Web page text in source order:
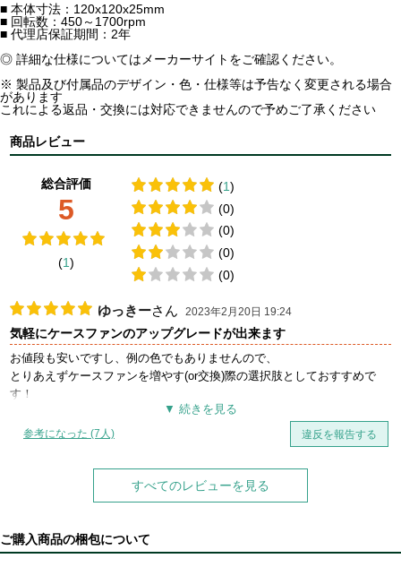
■ 本体寸法：120x120x25mm
■ 回転数：450～1700rpm
■ 代理店保証期間：2年
◎ 詳細な仕様についてはメーカーサイトをご確認ください。
※ 製品及び付属品のデザイン・色・仕様等は予告なく変更される場合
があります
これによる返品・交換には対応できませんので予めご了承ください
商品レビュー
総合評価
5
(1)
(1)
(0)
(0)
(0)
(0)
ゆっきーさん 2023年2月20日 19:24
気軽にケースファンのアップグレードが出来ます
お値段も安いですし、例の色でもありませんので、
とりあえずケースファンを増やす(or交換)際の選択肢としておすすめで
す！
能力的にも同価格帯のものより風量や風圧等劣る事は一切ありません。
参考になった (7人) 違反を報告する
すべてのレビューを見る
ご購入商品の梱包について